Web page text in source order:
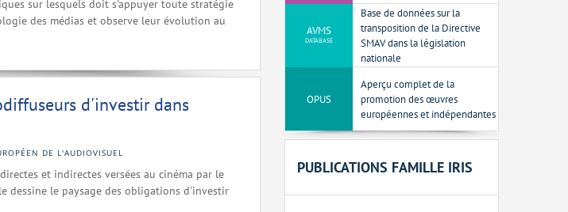
sur lesquels doit s'appuyer toute stratégie
des médias et observe leur évolution au
d'investir dans
DE L'AUDIOVISUEL
et indirectes versées au cinéma par le
dessine le paysage des obligations d'investir
AVMS
DATABASE
Base de données sur la
transposition de la Directive
SMAV dans la législation
nationale
OPUS
Aperçu complet de la
promotion des œuvres
européennes et indépendantes
PUBLICATIONS FAMILLE IRIS